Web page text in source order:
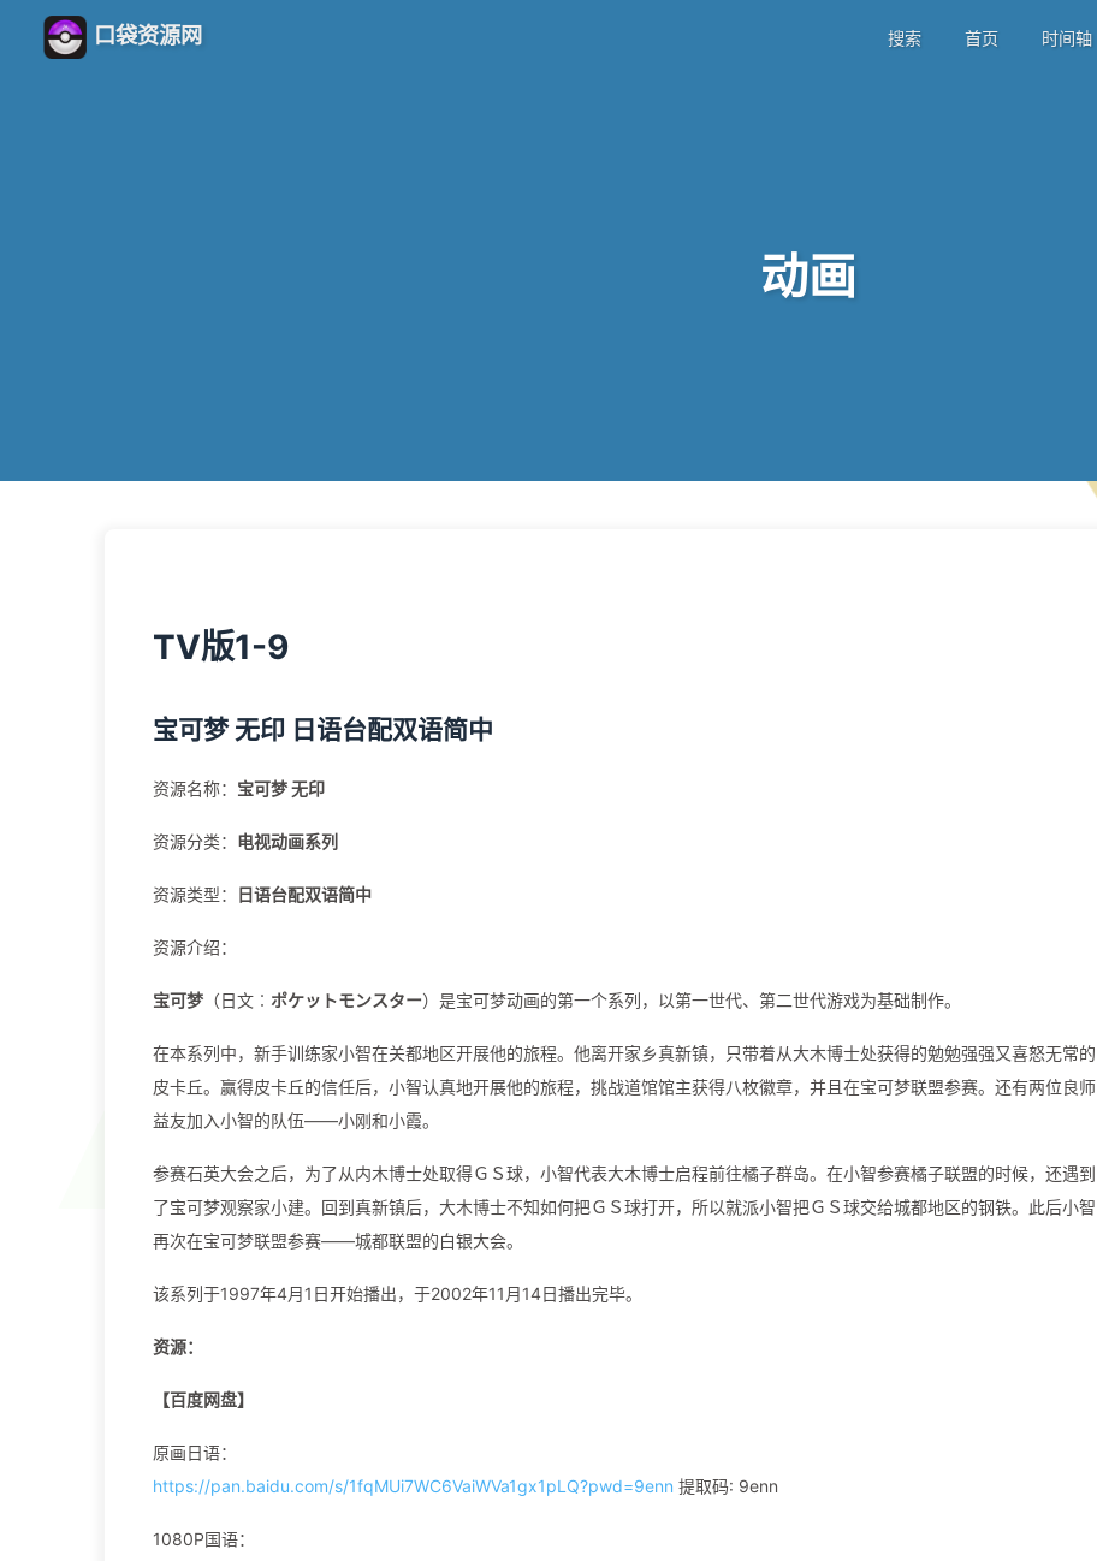
口袋资源网 搜索 首页 时间轴
动画
TV版1-9
宝可梦 无印 日语台配双语简中
资源名称： 宝可梦 无印
资源分类： 电视动画系列
资源类型： 日语台配双语简中
资源介绍：
宝可梦 （日文︰ ポケットモンスター）是宝可梦动画的第一个系列，以第一世代、第二世代游戏为基础制作。
在本系列中，新手训练家小智在关都地区开展他的旅程。他离开家乡真新镇，只带着从大木博士处获得的勉勉强强又喜怒无常的
皮卡丘。赢得皮卡丘的信任后，小智认真地开展他的旅程，挑战道馆馆主获得八枚徽章，并且在宝可梦联盟参赛。还有两位良师
益友加入小智的队伍——小刚和小霞。
参赛石英大会之后，为了从内木博士处取得ＧＳ球，小智代表大木博士启程前往橘子群岛。在小智参赛橘子联盟的时候，还遇到
了宝可梦观察家小建。回到真新镇后，大木博士不知如何把ＧＳ球打开，所以就派小智把ＧＳ球交给城都地区的钢铁。此后小智
再次在宝可梦联盟参赛——城都联盟的白银大会。
该系列于1997年4月1日开始播出，于2002年11月14日播出完毕。
资源：
【百度网盘】
原画日语：
https://pan.baidu.com/s/1fqMUi7WC6VaiWVa1gx1pLQ?pwd=9enn 提取码: 9enn
1080P国语：